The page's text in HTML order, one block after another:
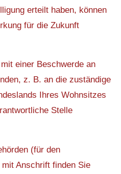
erteilt haben, können
für die Zukunft
einer Beschwerde an
z. B. an die zuständige
Ihres Wohnsitzes
Stelle
(für den
Anschrift finden Sie